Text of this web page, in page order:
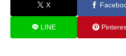
X
LINE